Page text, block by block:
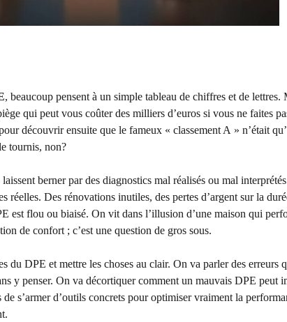
, beaucoup pensent à un simple tableau de chiffres et de
qui peut vous coûter des milliers d’euros si vous ne faites
découvrir ensuite que le fameux « classement A » n’était
tournis, non?
berner par des diagnostics mal réalisés ou mal
réelles. Des rénovations inutiles, des pertes d’argent sur la
est flou ou biaisé. On vit dans l’illusion d’une maison qui
de confort ; c’est une question de gros sous.
du DPE et mettre les choses au clair. On va parler des erreurs
y penser. On va décortiquer comment un mauvais DPE peut
s’armer d’outils concrets pour optimiser vraiment la